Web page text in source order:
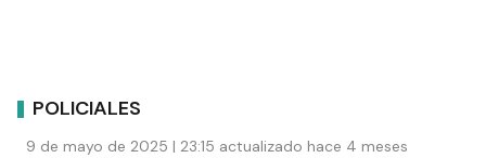
POLICIALES
9 de mayo de 2025 | 23:15 actualizado hace 4 meses